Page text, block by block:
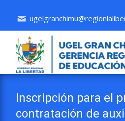
Inscripción para el
contratación de